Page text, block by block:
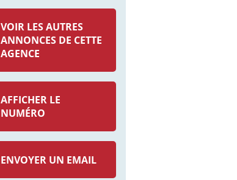
VOIR LES AUTRES
ANNONCES DE CETTE
AGENCE
AFFICHER LE
NUMÉRO
ENVOYER UN EMAIL